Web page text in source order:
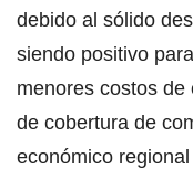
debido al sólido
siendo positivo
menores costos
de cobertura de
económico